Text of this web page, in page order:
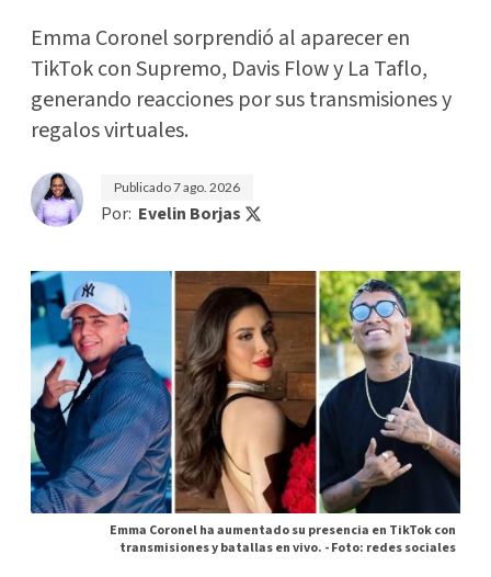
Emma Coronel sorprendió al aparecer en
TikTok con Supremo, Davis Flow y La Taflo,
generando reacciones por sus transmisiones y
regalos virtuales.
Publicado7 ago. 2026
Por: Evelin Borjas
Emma Coronel ha aumentado su presencia en TikTok con
transmisiones y batallas en vivo. -Foto: redes sociales